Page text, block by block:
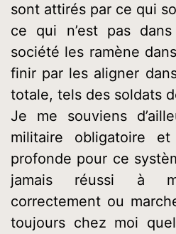
sont attirés par ce qui
ce qui n’est pas
société les ramène
finir par les aligner
totale, tels des soldats
Je me souviens
militaire obligatoire
profonde pour ce
jamais réussi à
correctement ou
toujours chez moi